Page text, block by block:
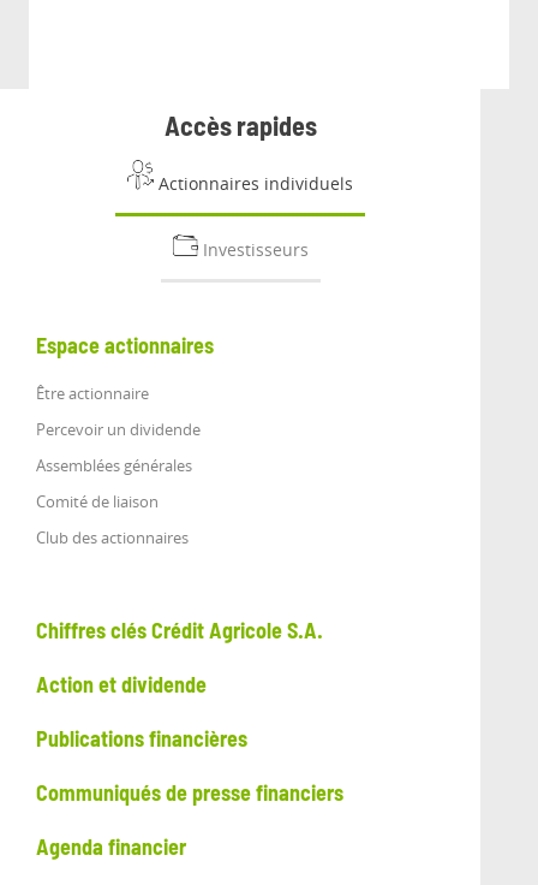
Accès rapides
Actionnaires individuels
Investisseurs
Espace actionnaires
Être actionnaire
Percevoir un dividende
Assemblées générales
Comité de liaison
Club des actionnaires
Chiffres clés Crédit Agricole S.A.
Action et dividende
Publications financières
Communiqués de presse financiers
Agenda financier